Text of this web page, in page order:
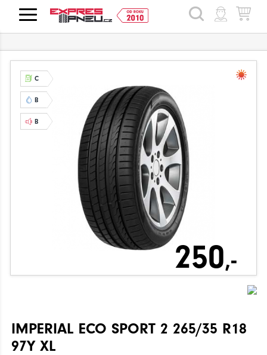
HLEDAT
C
B
B
250,-
IMPERIAL ECO SPORT 2 265/35 R18
97Y XL